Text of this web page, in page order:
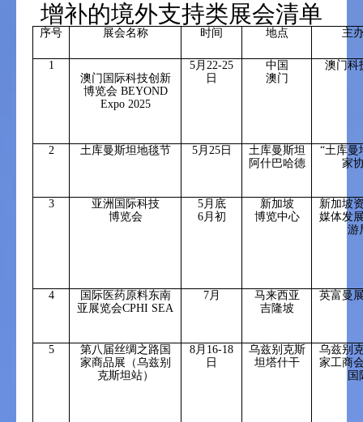
增补的境外支持类展会清单
序号 展会名称 时间 地点 主
1
澳门国际科技创新
博览会BEYOND
Expo 2025
5月 22-25
日
中国
澳门
澳门科
2 土库曼斯坦地毯节 5月 25日
土库曼斯坦
阿什巴哈德
“土库曼
家
3
亚洲国际科技
博览会
5月底
6月初
新加坡
博览中心
新加坡
媒体发
游
4
国际医药原料东南
亚展览会CPHI SEA
7月
马来西亚
吉隆坡
英富曼
5
第八届丝绸之路国
家商品展（乌兹别
克斯坦站）
8月 16-18
日
乌兹别克斯
坦塔什干
乌兹别
家工商
国